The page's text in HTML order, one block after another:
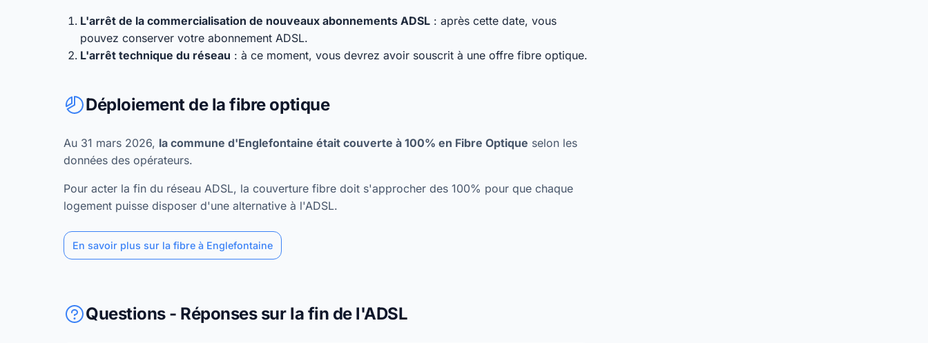
L'arrêt de la commercialisation de nouveaux abonnements ADSL : après cette date, vous
pouvez conserver votre abonnement ADSL.
L'arrêt technique du réseau : à ce moment, vous devrez avoir souscrit à une offre fibre optique.
Déploiement de la fibre optique
Au 31 mars 2026, la commune d'Englefontaine était couverte à 100% en Fibre Optique selon les
données des opérateurs.
Pour acter la fin du réseau ADSL, la couverture fibre doit s'approcher des 100% pour que chaque
logement puisse disposer d'une alternative à l'ADSL.
En savoir plus sur la fibre à Englefontaine
Questions - Réponses sur la fin de l'ADSL